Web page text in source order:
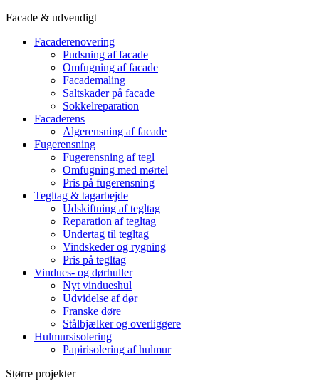
Facade & udvendigt
Facaderenovering
Pudsning af facade
Omfugning af facade
Facademaling
Saltskader på facade
Sokkelreparation
Facaderens
Algerensning af facade
Fugerensning
Fugerensning af tegl
Omfugning med mørtel
Pris på fugerensning
Tegltag & tagarbejde
Udskiftning af tegltag
Reparation af tegltag
Undertag til tegltag
Vindskeder og rygning
Pris på tegltag
Vindues- og dørhuller
Nyt vindueshul
Udvidelse af dør
Franske døre
Stålbjælker og overliggere
Hulmursisolering
Papirisolering af hulmur
Større projekter